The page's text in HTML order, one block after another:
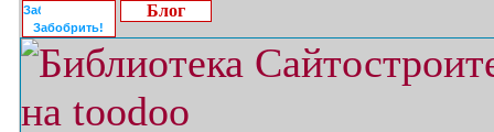
Забобрить!
Блог